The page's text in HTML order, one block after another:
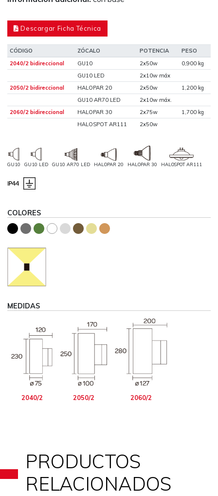
Descargar Ficha Técnica
CÓDIGO ZÓCALO POTENCIA
PESO
2040/2 bidireccional
GU10 2x50w
0,900 kg
GU10 LED
2x10w máx
2050/2 bidireccional
HALOPAR 20 2x50w
1,200 kg
GU10 AR70 LED
2x10w máx.
2060/2 bidireccional
HALOPAR 30 2x75w
1,700 kg
HALOSPOT AR111
2x50w
GU10 GU10 LED GU10 AR70 LED HALOPAR 20 HALOPAR 30 HALOSPOT AR111
COLORES
MEDIDAS
2040/2 2050/2 2060/2
PRODUCTOS
RELACIONADOS